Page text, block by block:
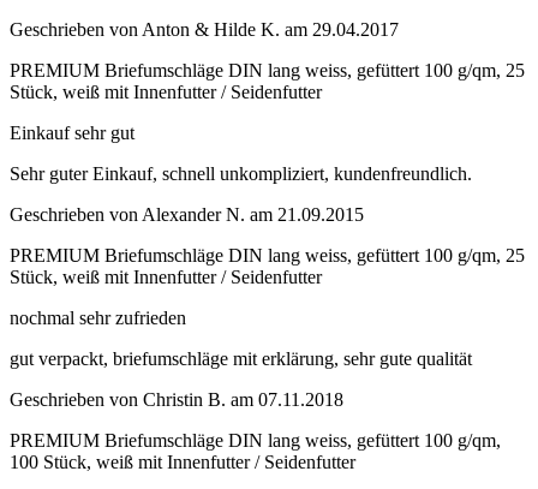
Geschrieben von Anton & Hilde K. am 29.04.2017
PREMIUM Briefumschläge DIN lang weiss, gefüttert 100 g/qm, 25
Stück, weiß mit Innenfutter / Seidenfutter
Einkauf sehr gut
Sehr guter Einkauf, schnell unkompliziert, kundenfreundlich.
Geschrieben von Alexander N. am 21.09.2015
PREMIUM Briefumschläge DIN lang weiss, gefüttert 100 g/qm, 25
Stück, weiß mit Innenfutter / Seidenfutter
nochmal sehr zufrieden
gut verpackt, briefumschläge mit erklärung, sehr gute qualität
Geschrieben von Christin B. am 07.11.2018
PREMIUM Briefumschläge DIN lang weiss, gefüttert 100 g/qm,
100 Stück, weiß mit Innenfutter / Seidenfutter